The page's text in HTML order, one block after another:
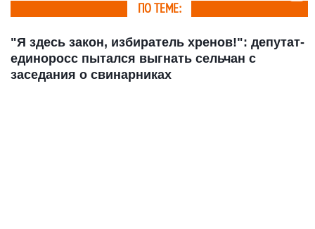
ПО ТЕМЕ:
"Я здесь закон, избиратель хренов!": депутат-
единоросс пытался выгнать сельчан с
заседания о свинарниках